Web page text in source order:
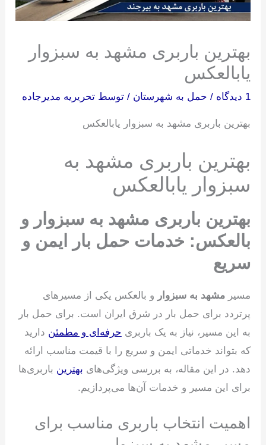
بهترین باربری مشهد به سبزوار
یابالعکس
1 دیدگاه / حمل به شهرستان / توسطتحریریه مدیرجاده
بهترین باربری مشهد به سبزوار یابالعکس
بهترین باربری مشهد به
سبزوار یابالعکس
بهترین باربری مشهد به سبزوار و
بالعکس: خدمات حمل بار ایمن و
سریع
مسیرمشهد به سبزوار و بالعکس یکی از مسیرهای
پرتردد برای حمل بار در شرق ایران است. برای حمل بار
به این مسیر، نیاز به یک باربری حرفه‌ای و مطمئن دارید
که بتواند خدماتی ایمن و سریع را با قیمت مناسب ارائه
دهد. در این مقاله، به بررسی ویژگی‌های بهترین باربری‌ها
برای این مسیر و خدمات آن‌ها می‌پردازیم.
اهمیت انتخاب باربری مناسب برای